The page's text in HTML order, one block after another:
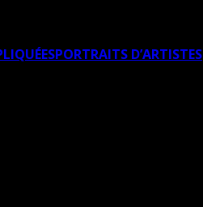
PORTRAITS D’ARTISTES